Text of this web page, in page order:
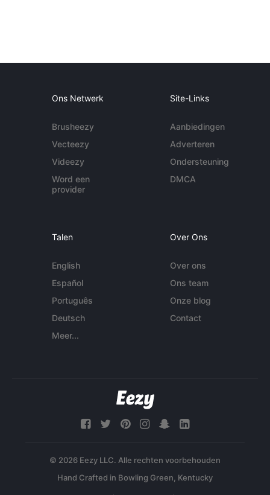
Ons Netwerk
Brusheezy
Vecteezy
Videezy
Word een
provider
Site-Links
Aanbiedingen
Adverteren
Ondersteuning
DMCA
Talen
English
Español
Português
Deutsch
Meer...
Over Ons
Over ons
Ons team
Onze blog
Contact
© 2026 Eezy LLC. Alle rechten voorbehouden